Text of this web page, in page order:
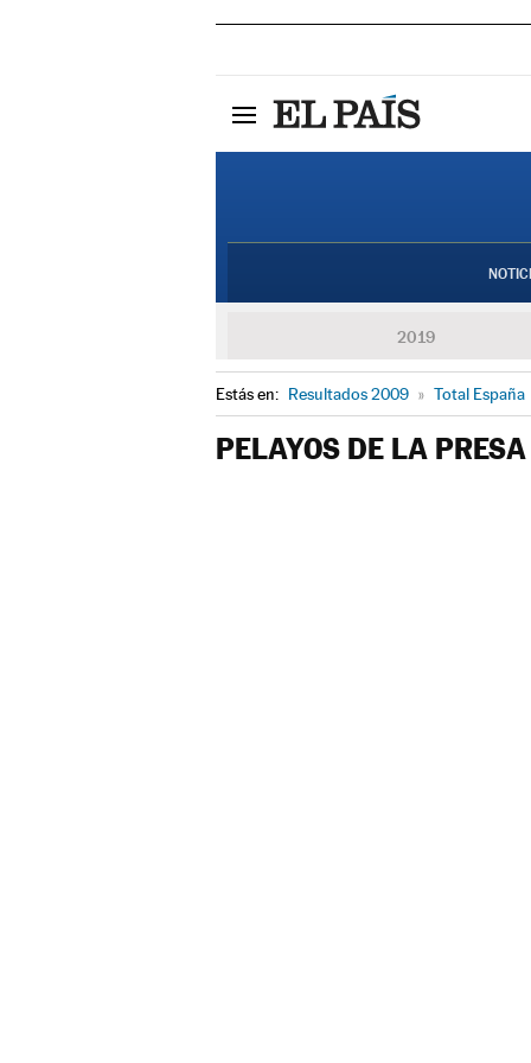
2019
Estás en: Resultados 2009 » Total España
PELAYOS DE LA PRESA